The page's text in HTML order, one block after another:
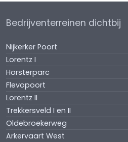
Bedrijventerreinen dichtbij
Nijkerker Poort
Lorentz I
Horsterparc
Flevopoort
Lorentz II
Trekkersveld I en II
Oldebroekerweg
Arkervaart West